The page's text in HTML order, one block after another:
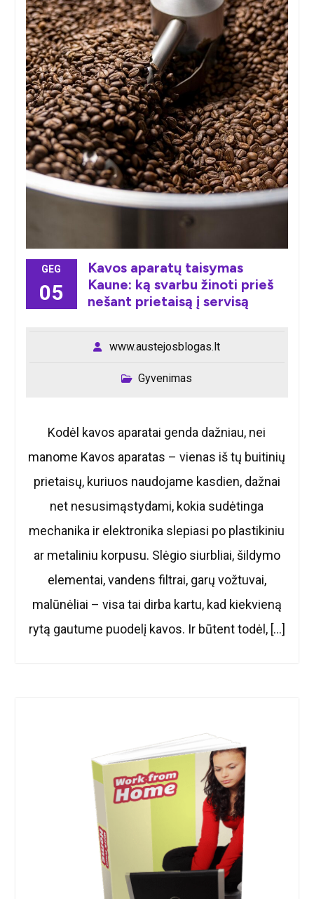
GEG
05
Kavos aparatų taisymas
Kaune: ką svarbu žinoti prieš
nešant prietaisą į servisą
www.austejosblogas.lt
Gyvenimas
Kodėl kavos aparatai genda dažniau, nei
manome Kavos aparatas – vienas iš tų buitinių
prietaisų, kuriuos naudojame kasdien, dažnai
net nesusimąstydami, kokia sudėtinga
mechanika ir elektronika slepiasi po plastikiniu
ar metaliniu korpusu. Slėgio siurbliai, šildymo
elementai, vandens filtrai, garų vožtuvai,
malūnėliai – visa tai dirba kartu, kad kiekvieną
rytą gautume puodelį kavos. Ir būtent todėl, […]